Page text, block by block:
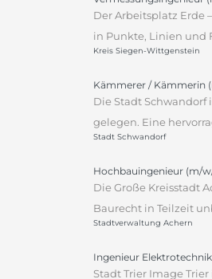
Der Arbeitsplatz Erde
in Punkte, Linien und
Kreis Siegen-Wittgenstein
Kämmerer / Kämmerin
Die Stadt
gelegen. Eine
Stadt Schwandorf
Hochbauingenieur (m/
Die Große Kreisstadt
Baurecht in Teilzeit
Stadtverwaltung Achern
Ingenieur
Stadt Trier Image